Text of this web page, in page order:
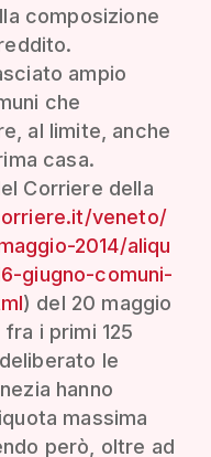
composizione
ampio
che
al limite, anche
casa.
Corriere della
veneto/
2014/aliqu
giugno-comuni-
) del 20 maggio
i primi 125
le
hanno
massima
però, oltre ad